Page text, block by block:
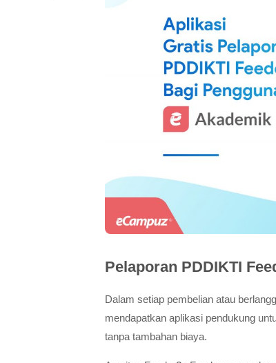
Pelaporan PDDIKTI
Dalam setiap pembelian atau
mendapatkan aplikasi pendukung
tanpa tambahan biaya.